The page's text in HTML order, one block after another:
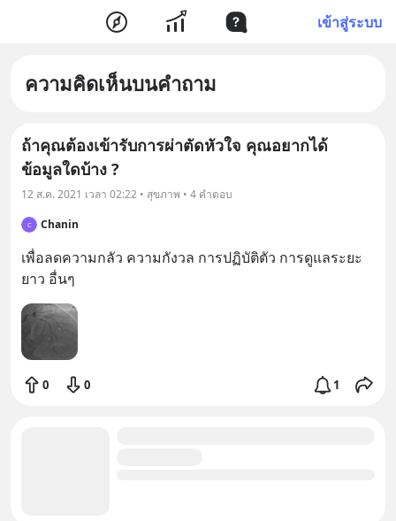
เข้าสู่ระบบ
ความคิดเห็นบนคำถาม
ถ้าคุณต้องเข้ารับการผ่าตัดหัวใจ คุณอยากได้
ข้อมูลใดบ้าง ?
12 ส.ค. 2021 เวลา 02:22 • สุขภาพ • 4 คำตอบ
C Chanin
เพื่อลดความกลัว ความกังวล การปฏิบัติตัว การดูแลระยะ
ยาว อื่นๆ
0 0 1